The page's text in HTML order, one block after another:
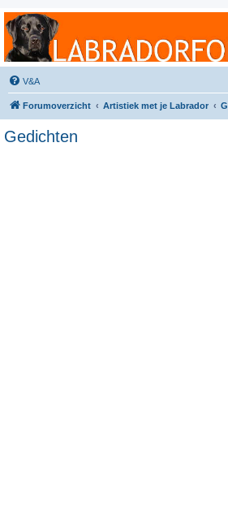
Labradorforum
Het gezelligste Labradorforum van Nederland en België!
V&A
Forumoverzicht Artistiek met je Labrador
Gedichten